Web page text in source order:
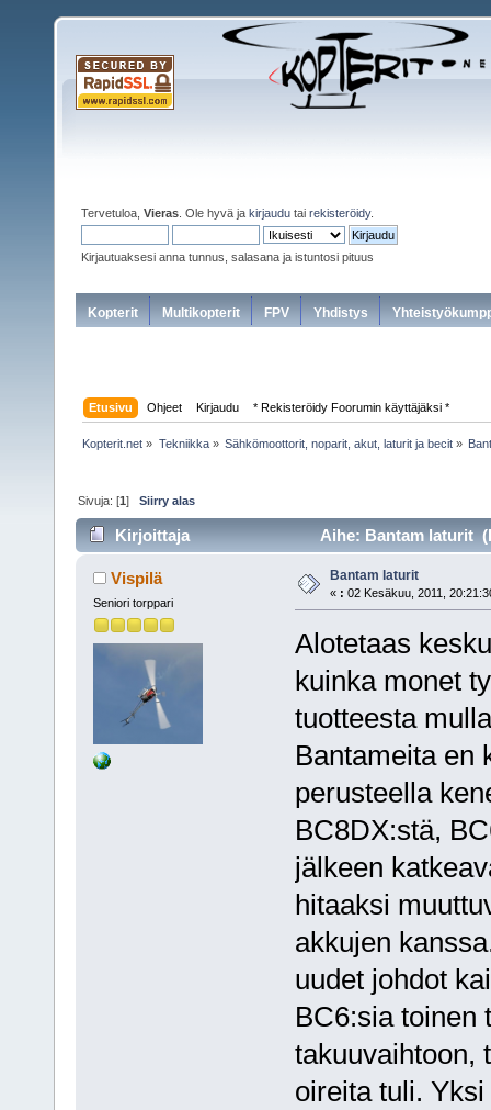
Tervetuloa, Vieras . Ole hyvä ja kirjaudu tai rekisteröidy.
Kirjautuaksesi anna tunnus, salasana ja istuntosi pituus
Kopterit Multikopterit FPV Yhdistys
Etusivu Ohjeet Kirjaudu * Rekisteröidy Foorumin käyttäjäksi *
Kopterit.net » Tekniikka» Sähkömoottorit, noparit, akut, laturit ja becit»
Sivuja: [1]Siirry alas
Kirjoittaja Aihe: Bantam laturit
Vispilä
Seniori torppari
Bantam laturit
« : 02 Kesäkuu, 2011,
Alotetaas
kuinka monet
tuotteesta
Bantameita en
perusteella
BC8DX:stä,
jälkeen
hitaaksi
akkujen
uudet johdot
BC6:sia toinen
takuuvaihtoon,
oireita tuli.